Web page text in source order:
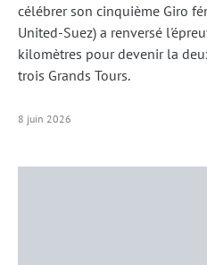
célébrer son cinquième Giro
United-Suez) a renversé
kilomètres pour devenir la
trois Grands Tours.
8 juin 2026